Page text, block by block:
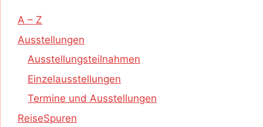
A – Z
Ausstellungen
Ausstellungsteilnahmen
Einzelausstellungen
Termine und Ausstellungen
ReiseSpuren